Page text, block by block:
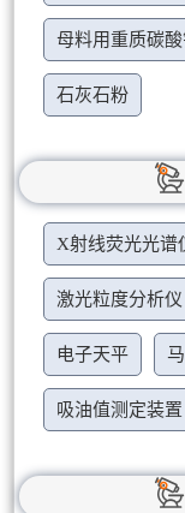
母料用重质碳
石灰石粉
X射线荧光光谱
激光粒度分析仪
电子天平
吸油值测定装置